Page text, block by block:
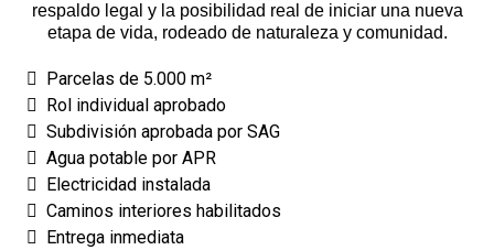
respaldo legal y la posibilidad real de iniciar una nueva
etapa de vida, rodeado de naturaleza y comunidad.
Parcelas de 5.000 m²
Rol individual aprobado
Subdivisión aprobada por SAG
Agua potable por APR
Electricidad instalada
Caminos interiores habilitados
Entrega inmediata